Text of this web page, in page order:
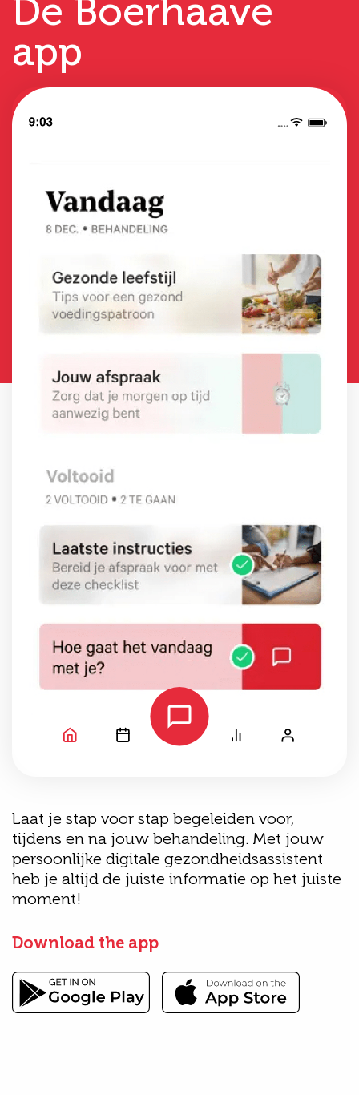
De Boerhaave
app
Laat je stap voor stap begeleiden voor,
tijdens en na jouw behandeling. Met jouw
persoonlijke digitale gezondheidsassistent
heb je altijd de juiste informatie op het juiste
moment!
Download the app